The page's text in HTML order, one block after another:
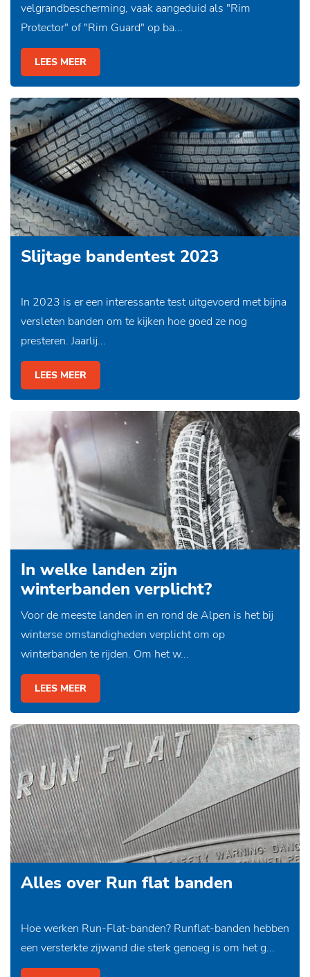
velgrandbescherming, vaak aangeduid als "Rim
Protector" of "Rim Guard" op ba...
LEES MEER
Slijtage bandentest 2023
In 2023 is er een interessante test uitgevoerd met bijna
versleten banden om te kijken hoe goed ze nog
presteren. Jaarlij...
LEES MEER
In welke landen zijn
winterbanden verplicht?
Voor de meeste landen in en rond de Alpen is het bij
winterse omstandigheden verplicht om op
winterbanden te rijden. Om het w...
LEES MEER
Alles over Run flat banden
Hoe werken Run-Flat-banden? Runflat-banden hebben
een versterkte zijwand die sterk genoeg is om het g...